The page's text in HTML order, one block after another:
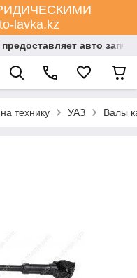
lavka.kz
авто
технику УАЗ Валы